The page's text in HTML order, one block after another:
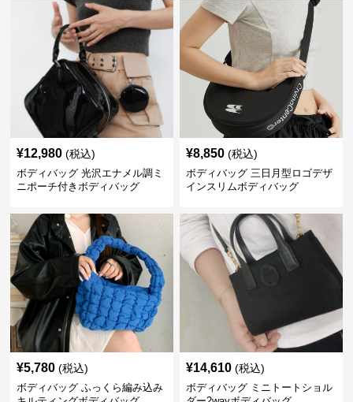
¥12,980 (税込)
ボディバッグ 光沢エナメル調ミ
ニポーチ付きボディバッグ
¥8,850 (税込)
ボディバッグ 三日月型ロゴデザ
インスリムボディバッグ
¥5,780 (税込)
ボディバッグ ふっくら編み込み
¥14,610 (税込)
ボディバッグ ミニトートショル